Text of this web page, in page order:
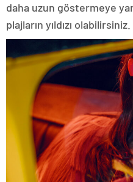
daha uzun göstermeye
plajların yıldızı olabilirsiniz.